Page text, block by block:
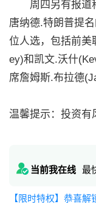
周四另有报道称
唐纳德.特朗普提
位人选，包括前美
ey)和凯文.沃什
席詹姆斯.布拉德
温馨提示：投资有
当前我在线 最
【限时特权】恭喜解